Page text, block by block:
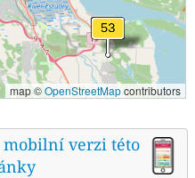
map ©OpenStreetMapcontributors
verzi této